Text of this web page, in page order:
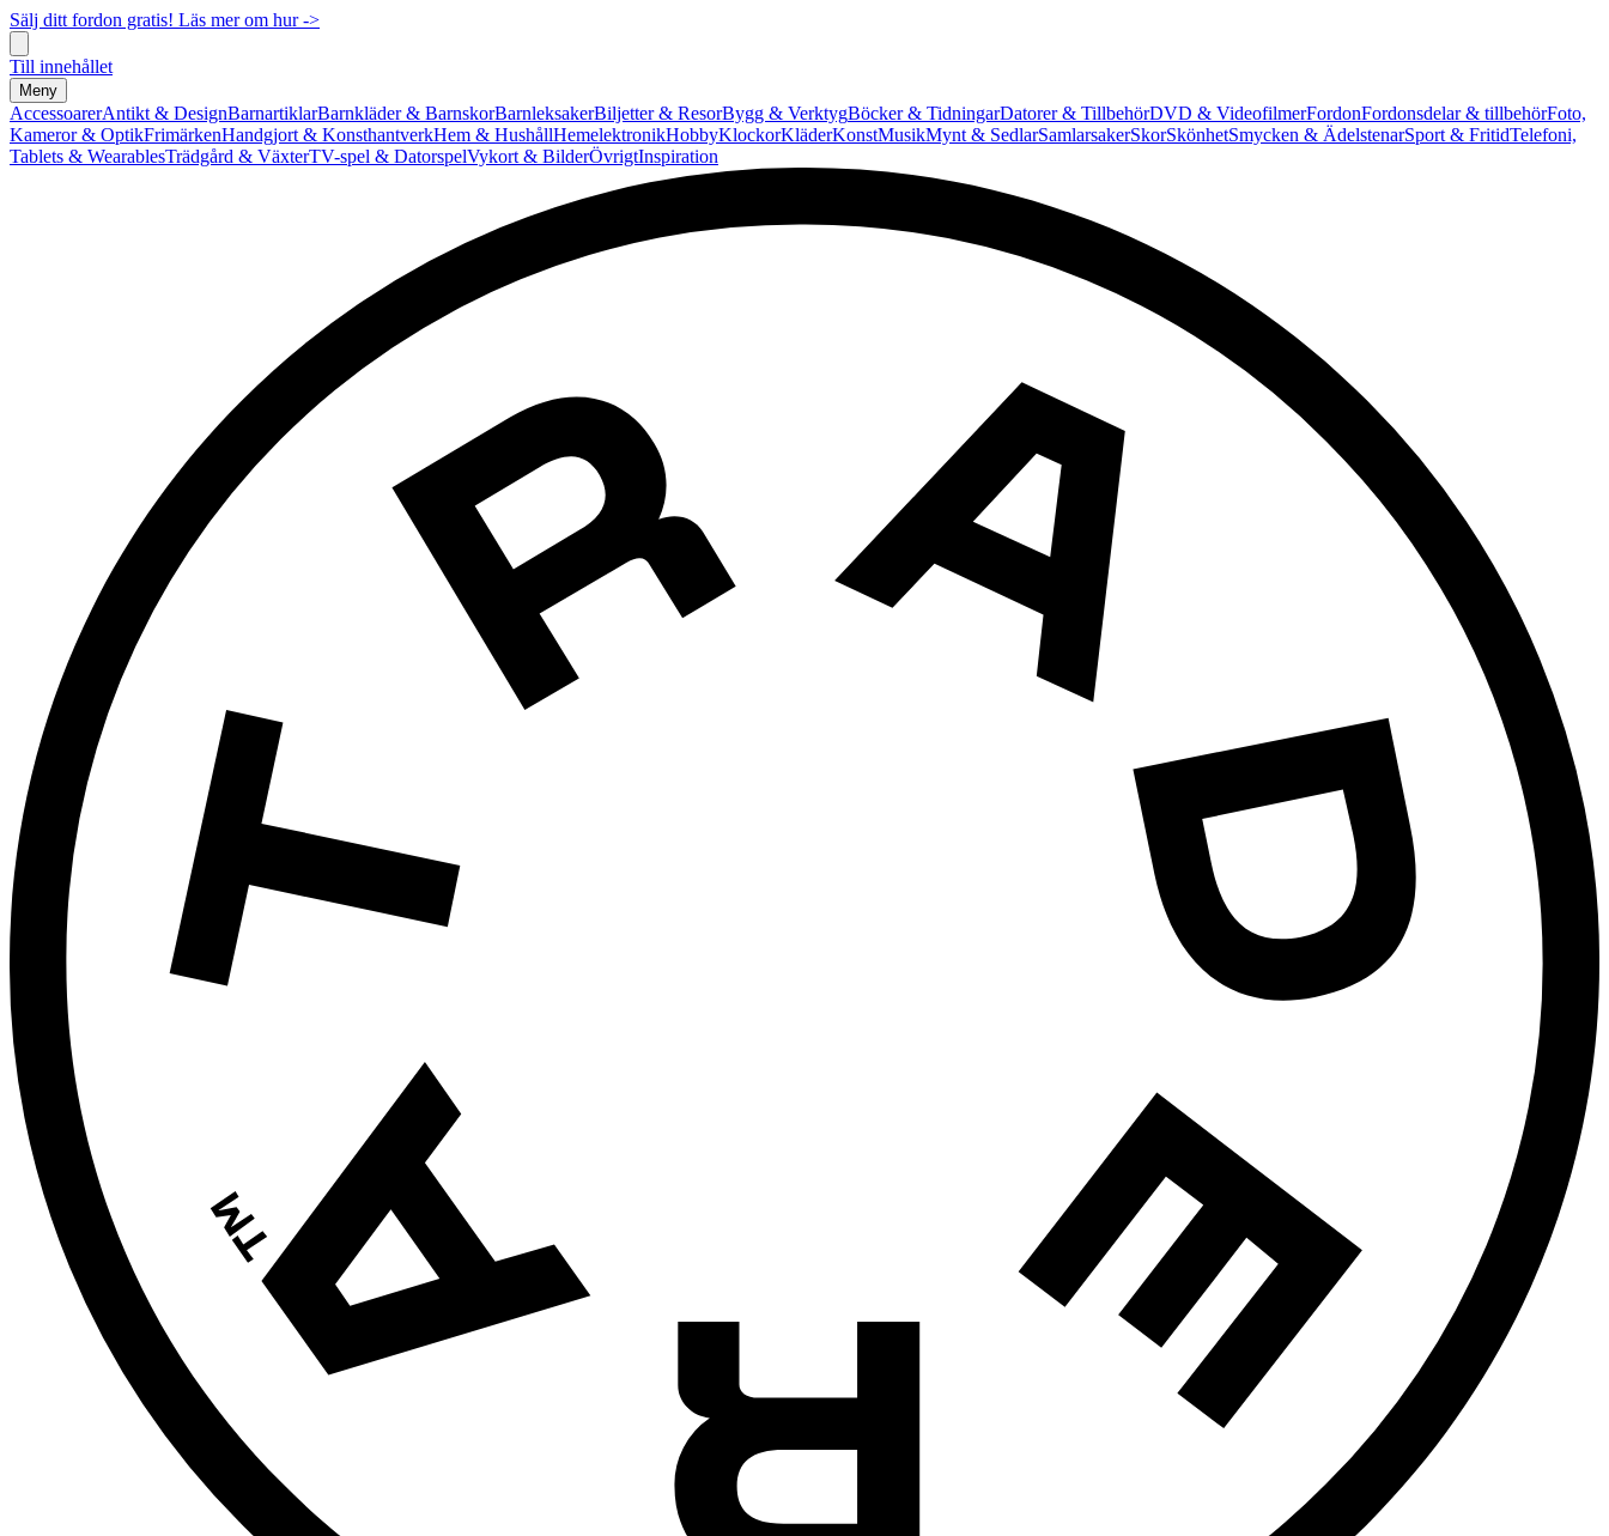
Sälj ditt fordon gratis! Läs mer om hur ->
Till innehållet
Meny
AccessoarerAntikt & DesignBarnartiklarBarnkläder & BarnskorBarnleksakerBiljetter & ResorBygg & VerktygBöcker & TidningarDatorer & TillbehörDVD & VideofilmerFordonFordonsdelar & tillbehörFoto,
Kameror & OptikFrimärkenHandgjort & KonsthantverkHem & HushållHemelektronikHobbyKlockorKläderKonstMusikMynt & SedlarSamlarsakerSkorSkönhetSmycken & ÄdelstenarSport & FritidTelefoni,
Tablets & WearablesTrädgård & VäxterTV-spel & DatorspelVykort & BilderÖvrigtInspiration